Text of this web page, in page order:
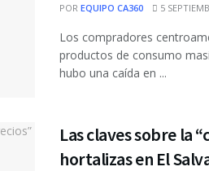
POR EQUIPO CA360 5
Los compradores
productos de consumo
hubo una caída en ...
Las claves sobre la
hortalizas en El